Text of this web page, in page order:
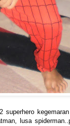
superhero
lusa